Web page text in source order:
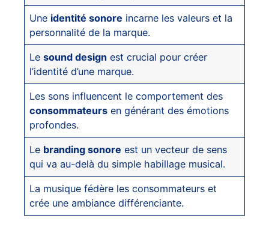
Une identité sonore incarne les valeurs et la
personnalité de la marque.
Lesound design est crucial pour créer
l’identité d’une marque.
Les sons influencent le comportement des
consommateurs en générant des émotions
profondes.
Le branding sonore est un vecteur de sens
qui va au-delà du simple habillage musical.
La musique fédère les consommateurs et
crée une ambiance différenciante.